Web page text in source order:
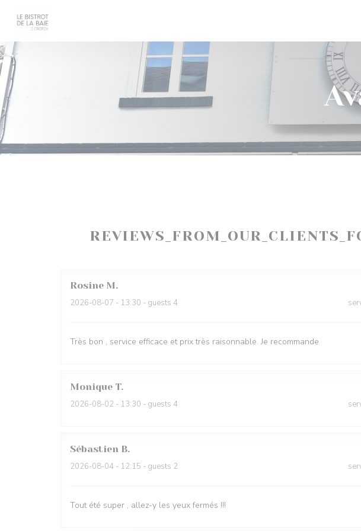
Rosine M
2026-08-07 - 13:30 - guests 4
Très bon , service efficace et prix très raisonnable. Je recommande
Monique T
2026-08-02 - 13:30 - guests 4
Sébastien B
2026-08-04 - 12:15 - guests 2
Tout été super , allez-y les yeux fermés !!!